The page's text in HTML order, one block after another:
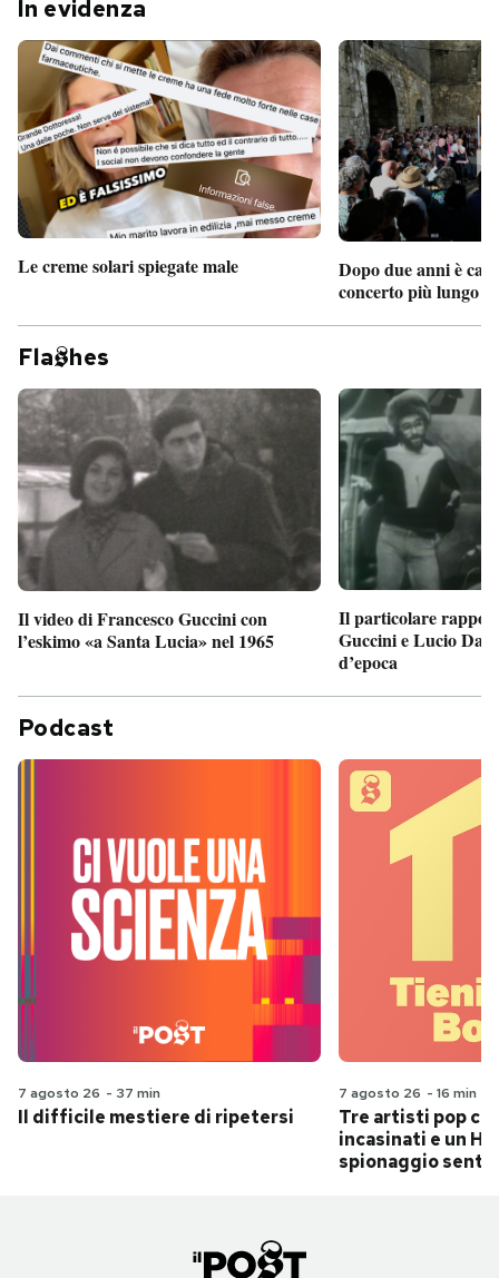
In evidenza
Le creme solari spiegate male
Dopo due anni è
concerto più lungo
Fla hes
Il video di Francesco Guccini con
l’eskimo «a Santa Lucia» nel 1965
Il particolare
Guccini e Lucio
d’epoca
Podcast
7 agosto 26 - 37 min
Il difficile mestiere di ripetersi
7 agosto 26 - 16 min
Tre artisti pop
incasinati e un
spionaggio